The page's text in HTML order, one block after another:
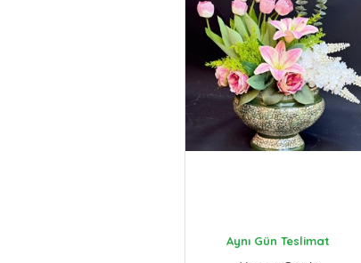
Aynı Gün Teslimat